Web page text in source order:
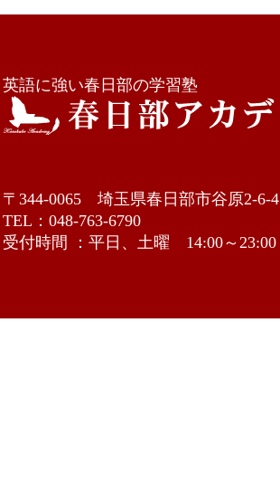
英語に強い春日部の学習塾
〒344-0065 埼玉県春日部市谷原2-6-
TEL：048-763-6790
受付時間 ：平日、土曜 14:00～23:00